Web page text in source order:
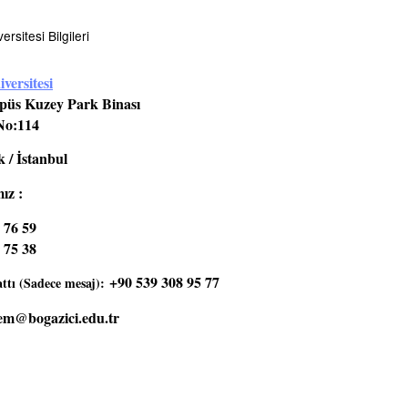
Bilgileri
Kuzey Park Binası
/ İstanbul
:
59
38
(Sadece mesaj): +90 539 308 95 77